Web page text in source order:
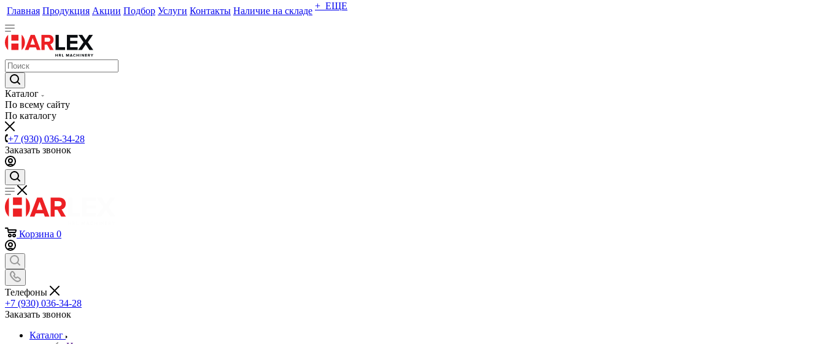
Главная Продукция Акции Подбор Услуги Контакты Наличие на складе + ЕЩЕ
Каталог
По всему сайту
По каталогу
+7 (930) 036-34-28
Заказать звонок
Корзина 0
Телефоны
+7 (930) 036-34-28
Заказать звонок
Каталог